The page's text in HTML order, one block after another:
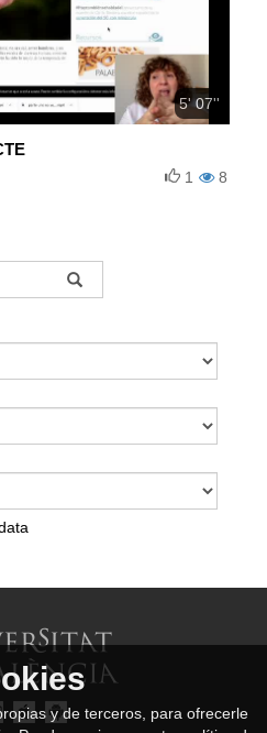
5' 07''
8
1
y de terceros, para ofrecerle